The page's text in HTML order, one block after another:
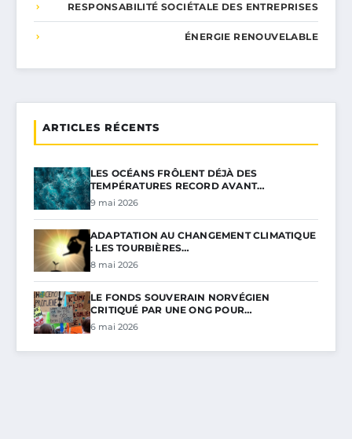
RESPONSABILITÉ SOCIÉTALE DES ENTREPRISES
ÉNERGIE RENOUVELABLE
ARTICLES RÉCENTS
LES OCÉANS FRÔLENT DÉJÀ DES
TEMPÉRATURES RECORD AVANT…
9 mai 2026
ADAPTATION AU CHANGEMENT CLIMATIQUE
: LES TOURBIÈRES…
8 mai 2026
LE FONDS SOUVERAIN NORVÉGIEN
CRITIQUÉ PAR UNE ONG POUR…
6 mai 2026